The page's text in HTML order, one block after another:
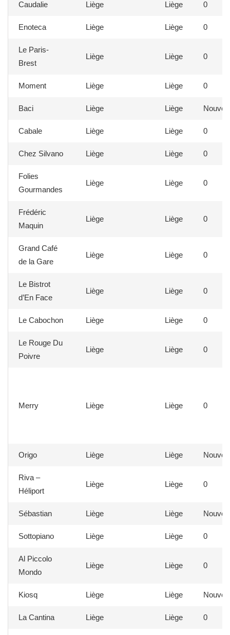
Caudalie Liège Liège 0
Enoteca Liège Liège 0
Le Paris-
Brest
Liège Liège 0
Moment Liège Liège 0
Baci Liège Liège
Cabale Liège Liège 0
Chez Silvano Liège Liège 0
Folies
Gourmandes
Liège Liège 0
Frédéric
Maquin
Liège Liège 0
Grand Café
de la Gare
Liège Liège 0
Le Bistrot
d’En Face
Liège Liège 0
Le Cabochon Liège Liège 0
Le Rouge Du
Poivre
Liège Liège 0
Merry Liège Liège 0
Origo Liège Liège
Riva –
Héliport
Liège Liège 0
Sébastian Liège Liège
Sottopiano Liège Liège 0
Al Piccolo
Mondo
Liège Liège 0
Kiosq Liège Liège
La Cantina Liège Liège 0